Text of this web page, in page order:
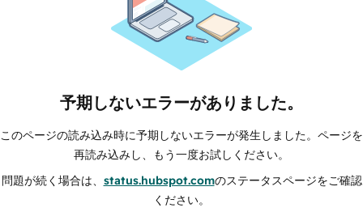
予期しないエラーがありました。
このページの読み込み時に予期しないエラーが発生しました。ページを
再読み込みし、もう一度お試しください。
問題が続く場合は、 status.hubspot.comのステータスページをご確認
ください。